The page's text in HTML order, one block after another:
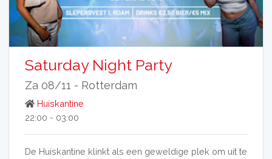
Saturday Night Party
Za 08/11 - Rotterdam
Huiskantine
22:00 - 03:00
De Huiskantine klinkt als een geweldige plek om uit te